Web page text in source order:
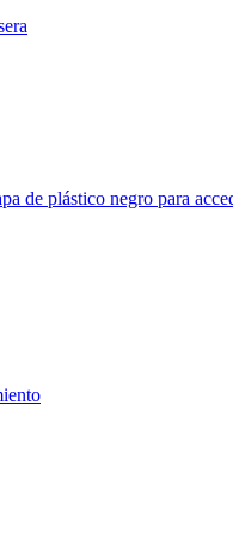
de plástico negro para